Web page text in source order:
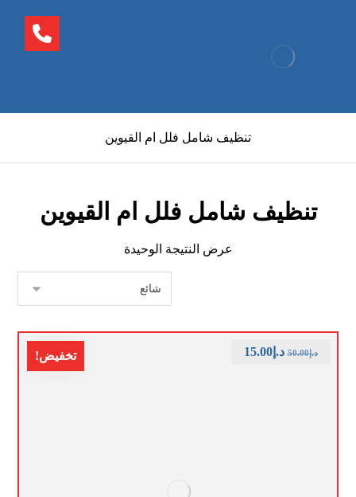
تنظيف شامل فلل ام القيوين
تنظيف شامل فلل ام القيوين
عرض النتيجة الوحيدة
تخفيض! د.إ50.00 د.إ15.00